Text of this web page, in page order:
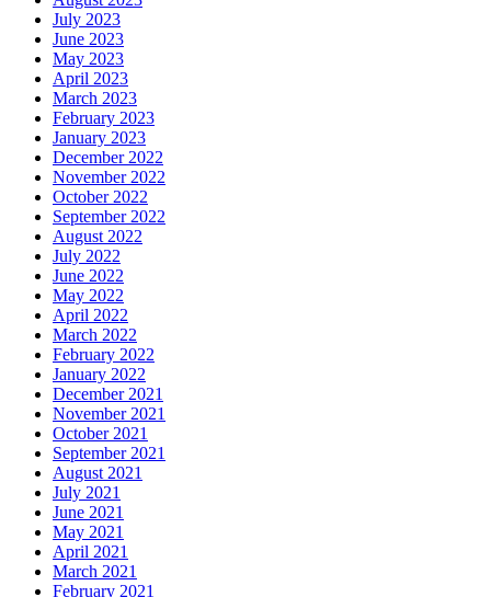
July 2023
June 2023
May 2023
April 2023
March 2023
February 2023
January 2023
December 2022
November 2022
October 2022
September 2022
August 2022
July 2022
June 2022
May 2022
April 2022
March 2022
February 2022
January 2022
December 2021
November 2021
October 2021
September 2021
August 2021
July 2021
June 2021
May 2021
April 2021
March 2021
February 2021